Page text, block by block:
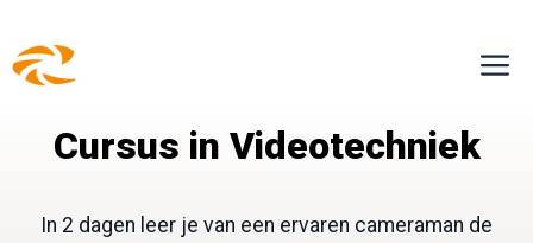
Ga
naar
inhoudCursus in Videotechniek
In 2 dagen leer je van een ervaren cameraman de